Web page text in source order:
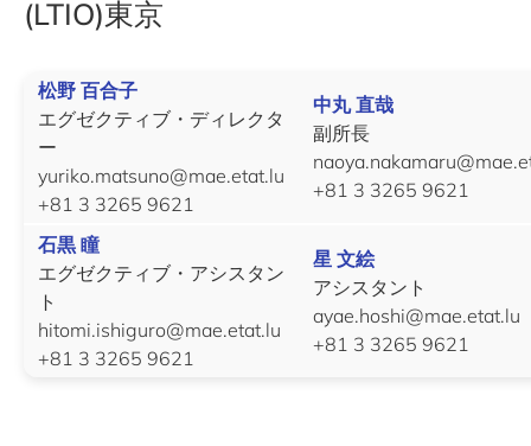
(LTIO)東京
松野 百合子
エグゼクティブ・ディレクタ
ー
yuriko.matsuno@mae.etat.lu
+81 3 3265 9621
中丸 直哉
副所長
+81 3 3265 9621
石黒 瞳
エグゼクティブ・アシスタン
ト
hitomi.ishiguro@mae.etat.lu
+81 3 3265 9621
星 文絵
アシスタント
ayae.hoshi@mae.etat.lu
+81 3 3265 9621